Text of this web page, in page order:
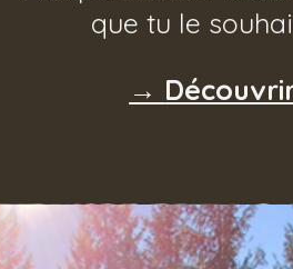
que tu le
→